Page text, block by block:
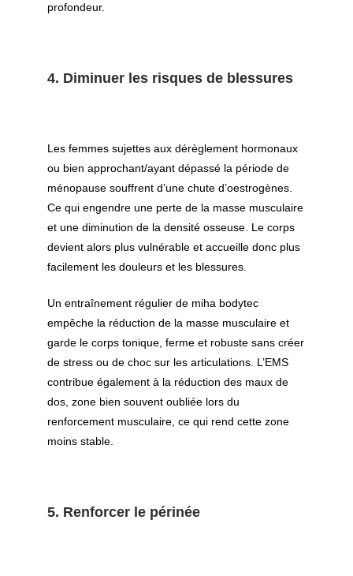
profondeur.
4. Diminuer les risques de blessures
Les femmes sujettes aux dérèglement hormonaux
ou bien approchant/ayant dépassé la période de
ménopause souffrent d’une chute d’oestrogènes.
Ce qui engendre une perte de la masse musculaire
et une diminution de la densité osseuse. Le corps
devient alors plus vulnérable et accueille donc plus
facilement les douleurs et les blessures.
Un entraînement régulier de miha bodytec
empêche la réduction de la masse musculaire et
garde le corps tonique, ferme et robuste sans créer
de stress ou de choc sur les articulations. L’EMS
contribue également à la réduction des maux de
dos, zone bien souvent oubliée lors du
renforcement musculaire, ce qui rend cette zone
moins stable.
5. Renforcer le périnée